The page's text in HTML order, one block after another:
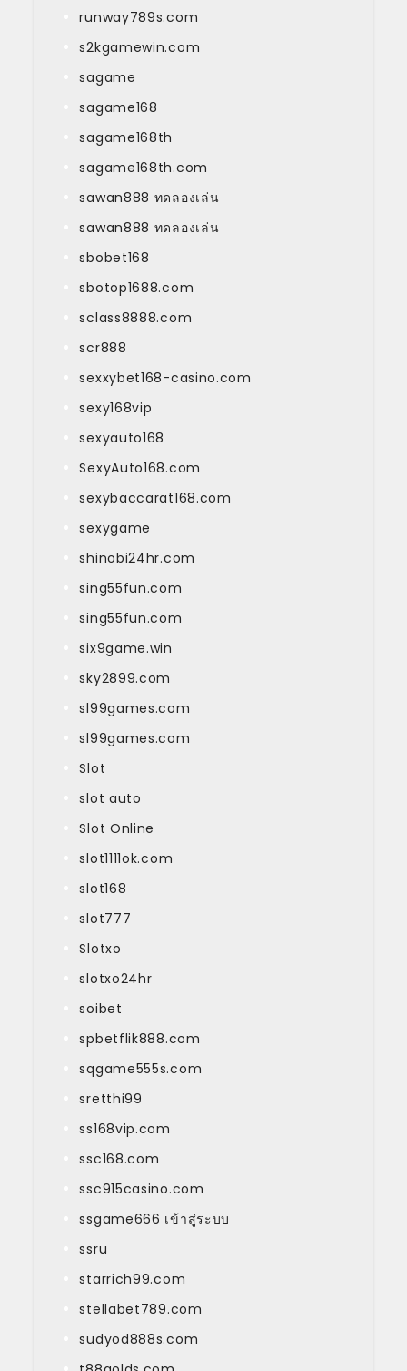
runway789s.com
s2kgamewin.com
sagame
sagame168
sagame168th
sagame168th.com
sawan888 ทดลองเล่น
sawan888 ทดลองเล่น
sbobet168
sbotop1688.com
sclass8888.com
scr888
sexxybet168-casino.com
sexy168vip
sexyauto168
SexyAuto168.com
sexybaccarat168.com
sexygame
shinobi24hr.com
sing55fun.com
sing55fun.com
six9game.win
sky2899.com
sl99games.com
sl99games.com
Slot
slot auto
Slot Online
slot1111ok.com
slot168
slot777
Slotxo
slotxo24hr
soibet
spbetflik888.com
sqgame555s.com
sretthi99
ss168vip.com
ssc168.com
ssc915casino.com
ssgame666 เข้าสู่ระบบ
ssru
starrich99.com
stellabet789.com
sudyod888s.com